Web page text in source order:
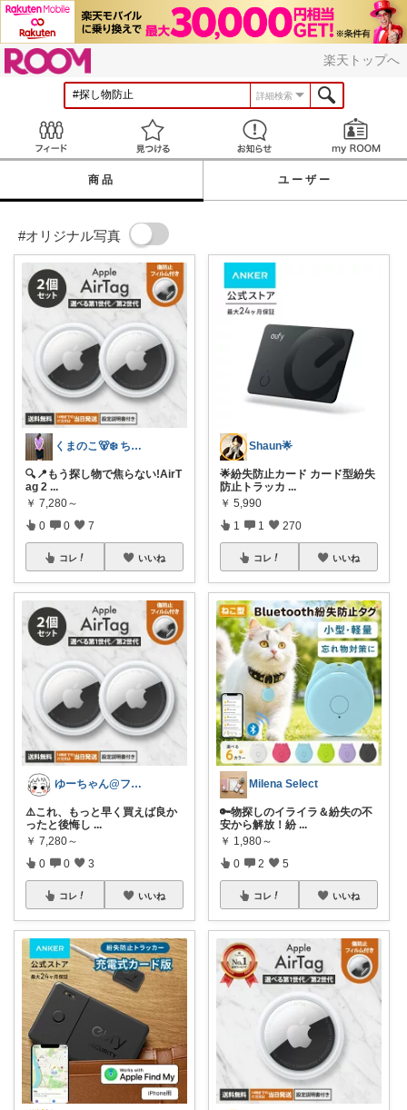
楽天トップへ
詳細検索
見つける お知らせ
商品 ユーザー
#オリジナル写真
くまのこ🐻‍❄️ ちいさなきらめき日和
🔍📍もう探し物で焦らない!AirT
ag 2 ...
￥ 7,280～
0 0 7
コレ いいね
ゆーちゃん@フォロワーさまから購入💕
⚠️これ、もっと早く買えば良か
ったと後悔し ...
￥ 7,280～
0 0 3
コレ いいね
Shaun🌟
🌟紛失防止カード カード型紛失
防止トラッカ ...
￥ 5,990
1 1 270
コレ いいね
Milena Select
🔑物探しのイライラ＆紛失の不
安から解放！紛 ...
￥ 1,980～
0 2 5
コレ いいね